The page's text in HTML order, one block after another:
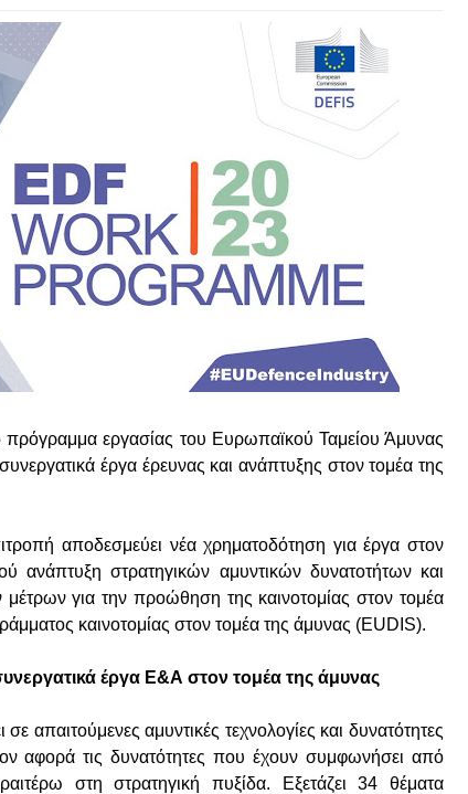
πρόγραμμα εργασίας του Ευρωπαϊκού Ταμείου Άμυνας
έργα έρευνας και ανάπτυξης στον τομέα της
αποδεσμεύει νέα χρηματοδότηση για έργα στον
στρατηγικών αμυντικών δυνατοτήτων και
μέτρων για την προώθηση της καινοτομίας στον τομέα
καινοτομίας στον τομέα της άμυνας (EUDIS).
έργα Ε&Α στον τομέα της άμυνας
απαιτούμενες αμυντικές τεχνολογίες και δυνατότητες
αφορά τις δυνατότητες που έχουν συμφωνήσει από
στη στρατηγική πυξίδα. Εξετάζει 34 θέματα